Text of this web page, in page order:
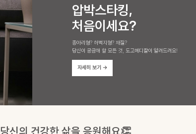
압박스타킹,
처음이세요?
종아리형? 허벅지형? 재질?
당신이 궁금해 할 모든 것, 도고메디칼이 알려드려요!
자세히 보기 →
당신의 건강한 삶을 응원해요👏